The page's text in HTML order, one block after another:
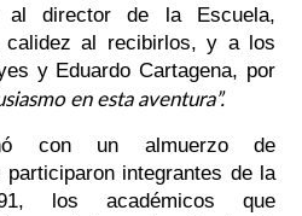
al director de la Escuela,
calidez al recibirlos, y a los
y Eduardo Cartagena, por
en esta aventura”.
con un almuerzo de
integrantes de la
los académicos que